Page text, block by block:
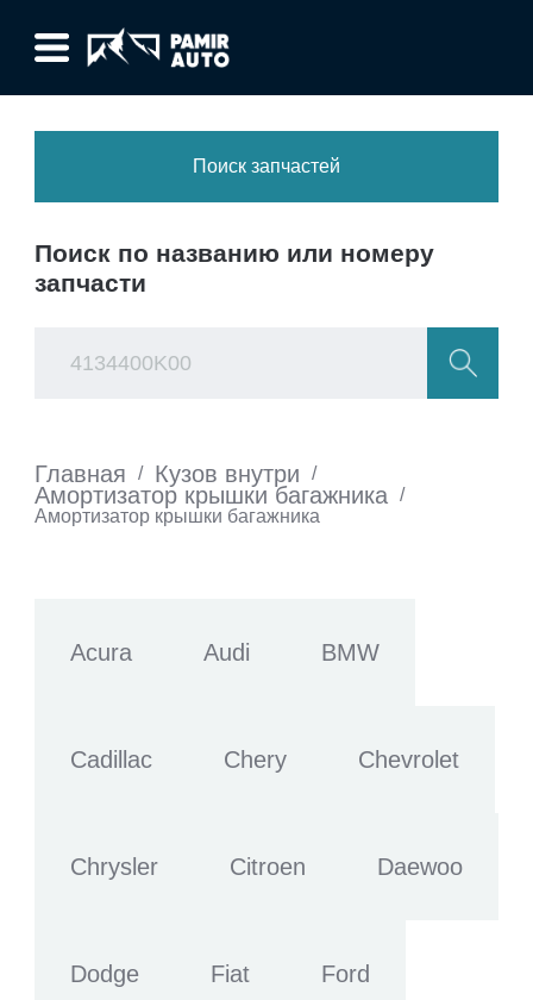
Поиск запчастей
Поиск по названию или номеру
запчасти
Главная / Кузов внутри /
Амортизатор крышки багажника /
Амортизатор крышки багажника
Acura Audi BMW
Cadillac Chery Chevrolet
Chrysler Citroen Daewoo
Dodge Fiat Ford